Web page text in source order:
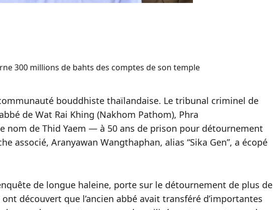
300 millions de bahts des comptes de son temple
bouddhiste thaïlandaise. Le tribunal criminel de
de Wat Rai Khing (Nakhom Pathom), Phra
nom de Thid Yaem — à 50 ans de prison pour détournement
associé, Aranyawan Wangthaphan, alias “Sika Gen”, a écopé
de longue haleine, porte sur le détournement de plus de
découvert que l’ancien abbé avait transféré d’importantes